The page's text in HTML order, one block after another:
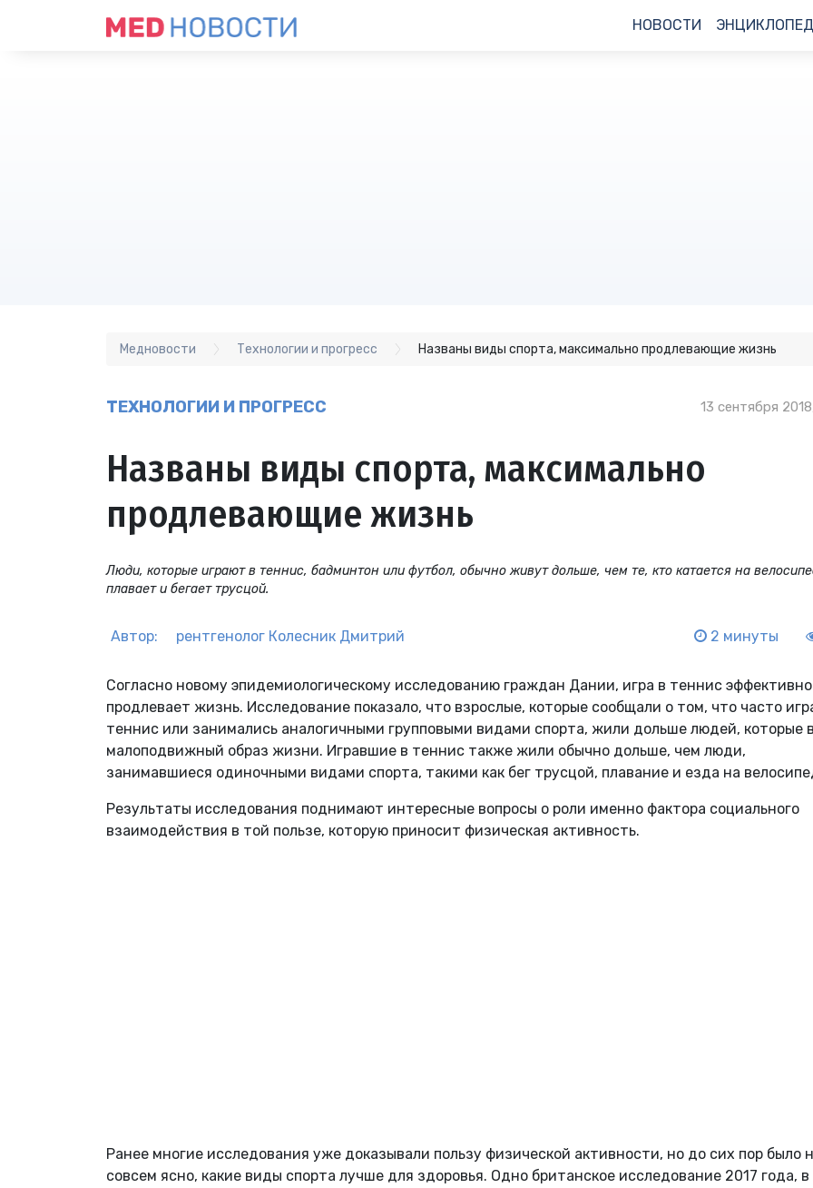
НОВОСТИ
Медновости Технологии и прогресс Названы виды спорта, максимально продлевающие жизнь
ТЕХНОЛОГИИ И ПРОГРЕСС 13 сентября
Названы виды спорта, максимально
продлевающие жизнь
Люди, которые играют в теннис, бадминтон или футбол, обычно живут дольше, чем те, кто катается на
плавает и бегает трусцой.
Автор: рентгенолог Колесник Дмитрий 2 минуты
Согласно новому эпидемиологическому исследованию граждан Дании, игра в теннис эффективно
продлевает жизнь. Исследование показало, что взрослые, которые сообщали о том, что часто
теннис или занимались аналогичными групповыми видами спорта, жили дольше людей, которые
малоподвижный образ жизни. Игравшие в теннис также жили обычно дольше, чем люди,
занимавшиеся одиночными видами спорта, такими как бег трусцой, плавание и езда на
Результаты исследования поднимают интересные вопросы о роли именно фактора социального
взаимодействия в той пользе, которую приносит физическая активность.
Ранее многие исследования уже доказывали пользу физической активности, но до сих пор было
совсем ясно, какие виды спорта лучше для здоровья. Одно британское исследование 2017 года,